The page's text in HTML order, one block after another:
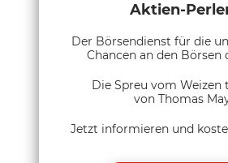
Aktien-
Der Börsendienst für die
Chancen an den Börsen
Die Spreu vom Weizen
von Thomas
Jetzt informieren und